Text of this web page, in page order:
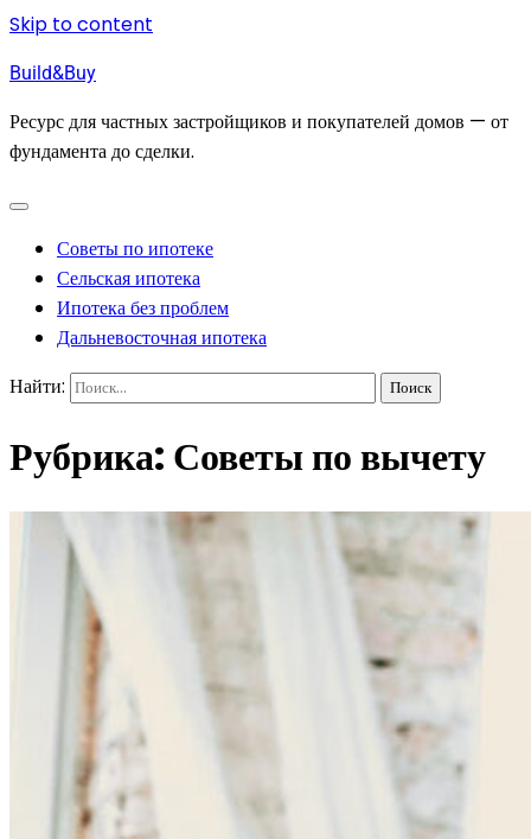
Skip to content
Build&Buy
Ресурс для частных застройщиков и покупателей домов — от
фундамента до сделки.
Советы по ипотеке
Сельская ипотека
Ипотека без проблем
Дальневосточная ипотека
Найти:
Рубрика: Советы по вычету